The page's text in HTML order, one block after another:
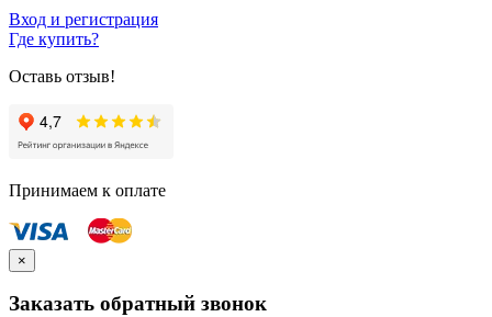
Вход и регистрация
Где купить?
Оставь отзыв!
Принимаем к оплате
×
Заказать обратный звонок